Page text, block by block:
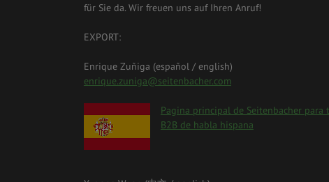
für Sie da. Wir freuen uns auf Ihren Anruf!
EXPORT:
Enrique Zuñiga (español / english)
enrique.zuniga@seitenbacher.com
spanien.pngPagina principal de Seitenbacher para
B2B de habla hispana